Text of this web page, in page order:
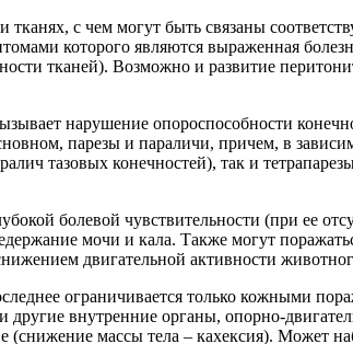
с чем могут быть связаны
которого являются выраженная
тканей). Возможно и развитие
нарушение опороспособности
парезы и параличи, причем, в
тазовых конечностей), так и
болевой чувствительности (при ее
мочи и кала. Также могут
двигательной активности
ограничивается только кожными
внутренние органы, опорно-
массы тела – кахексия). Может